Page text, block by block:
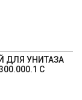
ДЛЯ УНИТАЗА
С